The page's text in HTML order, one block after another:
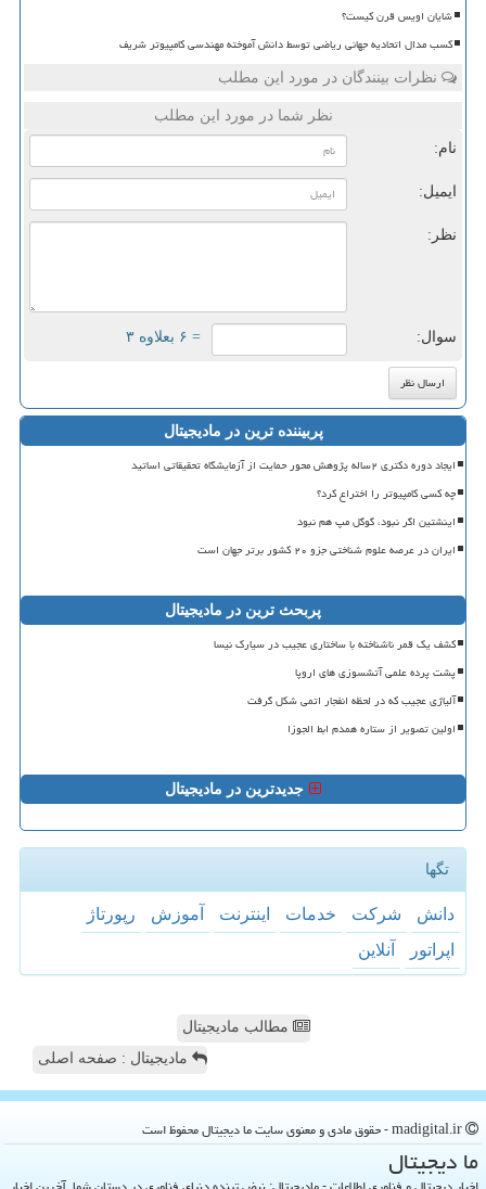
شایان اویس قرن کیست؟
کسب مدال اتحادیه جهانی ریاضی توسط دانش آموخته مهندسی کامپیوتر شریف
نظرات بینندگان در مورد این مطلب
نظر شما در مورد این مطلب
نام:
ایمیل:
نظر:
سوال: = ۶ بعلاوه ۳
پربیننده ترین در مادیجیتال
ایجاد دوره دکتری ۲ساله پژوهش محور حمایت از آزمایشگاه تحقیقاتی اساتید
چه کسی کامپیوتر را اختراع کرد؟
اینشتین اگر نبود، گوگل مپ هم نبود
ایران در عرصه علوم شناختی جزو ۲۰ کشور برتر جهان است
پربحث ترین در مادیجیتال
کشف یک قمر ناشناخته با ساختاری عجیب در سیارک نیسا
پشت پرده علمی آتشسوزی های اروپا
آلیاژی عجیب که در لحظه انفجار اتمی شکل گرفت
اولین تصویر از ستاره همدم ابط الجوزا
جدیدترین در مادیجیتال
تگها
دانش شركت خدمات اینترنت آموزش
رپورتاژ
اپراتور
آنلاین
مطالب مادیجیتال
مادیجیتال : صفحه اصلی
ما دیجیتال